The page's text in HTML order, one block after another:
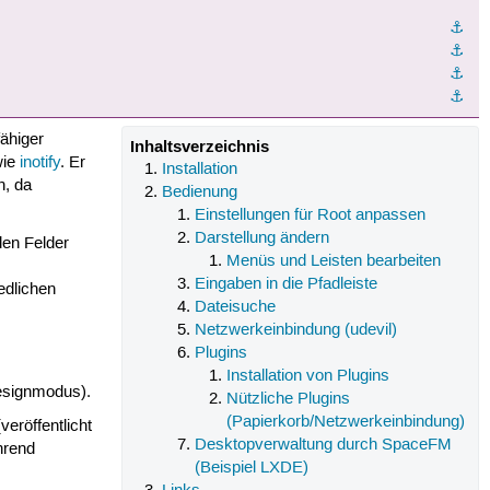
⚓︎
⚓︎
⚓︎
⚓︎
Inhaltsverzeichnis
Installation
Bedienung
Einstellungen für Root anpassen
Darstellung ändern
Menüs und Leisten bearbeiten
Eingaben in die Pfadleiste
Dateisuche
Netzwerkeinbindung (udevil)
Plugins
Installation von Plugins
Nützliche Plugins
(Papierkorb/Netzwerkeinbindung)
Desktopverwaltung durch SpaceFM
(Beispiel LXDE)
inotify. Er
da
Felder